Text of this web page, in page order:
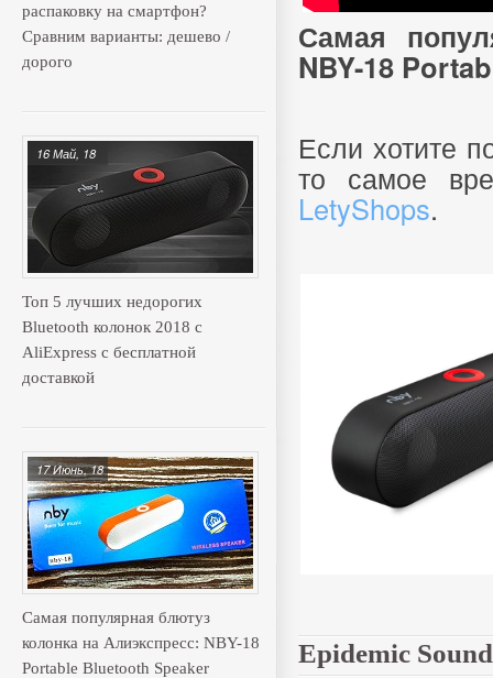
распаковку на смартфон?
Сравним варианты: дешево /
дорого
Топ 5 лучших недорогих
Bluetooth колонок 2018 с
AliExpress с бесплатной
доставкой
16 Май, 18
Самая популярная блютуз
колонка на Алиэкспресс: NBY-18
Portable Bluetooth Speaker
17 Июнь, 18
Самая
NBY-18
Если хотите
то самое
LetyShops.
Epidemic Sound